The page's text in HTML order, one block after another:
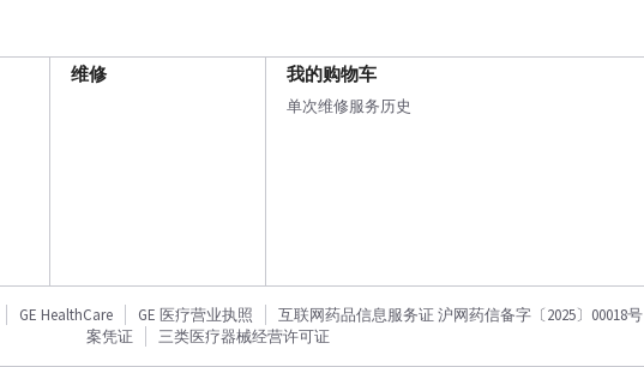
维修 我的购物车
单次维修服务历史
GE HealthCare GE 医疗营业执照 互联网药品信息服务证 沪网药信备字〔2025〕00018号
案凭证
三类医疗器械经营许可证